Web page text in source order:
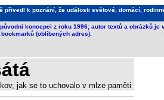
přivedl k poznání, že události světové, domácí,
koncepci z roku 1996; autor textů a obrázků je
bookmarků (oblíbených adres).
jak se to uchovalo v mlze paměti